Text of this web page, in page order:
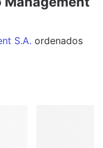
S.A. ordenados